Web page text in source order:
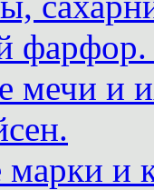
фарфор.
мечи и
марки и